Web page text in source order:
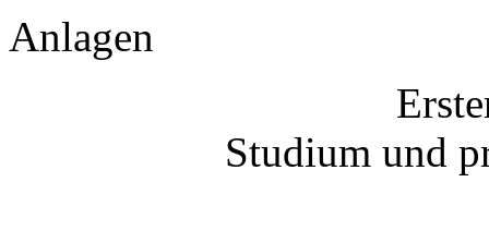
Anlagen
Studium und